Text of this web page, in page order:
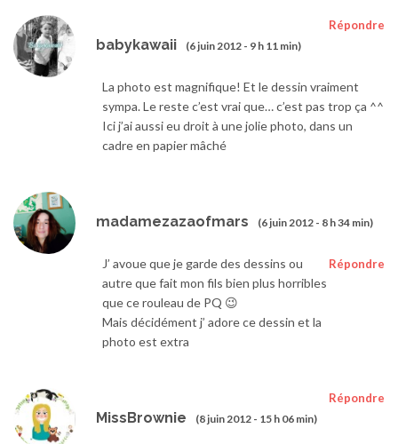
babykawaii (6 juin 2012 - 9 h 11 min)
Répondre
La photo est magnifique! Et le dessin vraiment
sympa. Le reste c’est vrai que… c’est pas trop ça ^^
Ici j’ai aussi eu droit à une jolie photo, dans un
cadre en papier mâché
madamezazaofmars (6 juin 2012 - 8 h 34 min)
Répondre
J’ avoue que je garde des dessins ou
autre que fait mon fils bien plus horribles
que ce rouleau de PQ 😉
Mais décidément j’ adore ce dessin et la
photo est extra
MissBrownie (8 juin 2012 - 15 h 06 min)
Répondre